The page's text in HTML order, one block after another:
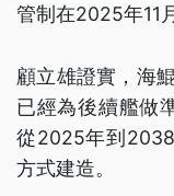
管制在2025年11
顧立雄證實，海
已經為後續艦做
從2025年到
方式建造。